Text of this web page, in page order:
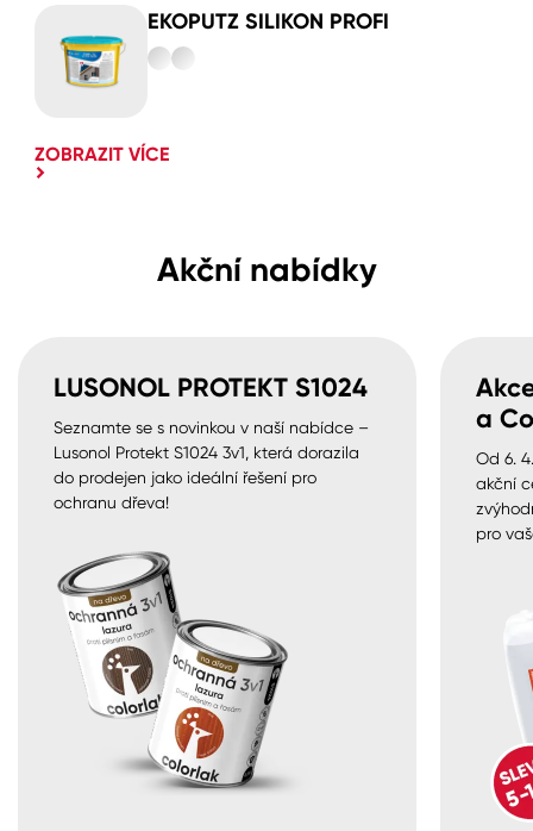
EKOPUTZ SILIKON PROFI
ZOBRAZIT VÍCE
Akční nabídky
LUSONOL PROTEKT S1024
Seznamte se s novinkou v naší nabídce –
Lusonol Protekt S1024 3v1, která dorazila
do prodejen jako ideální řešení pro
ochranu dřeva!
a
Od 6.
akční
pro